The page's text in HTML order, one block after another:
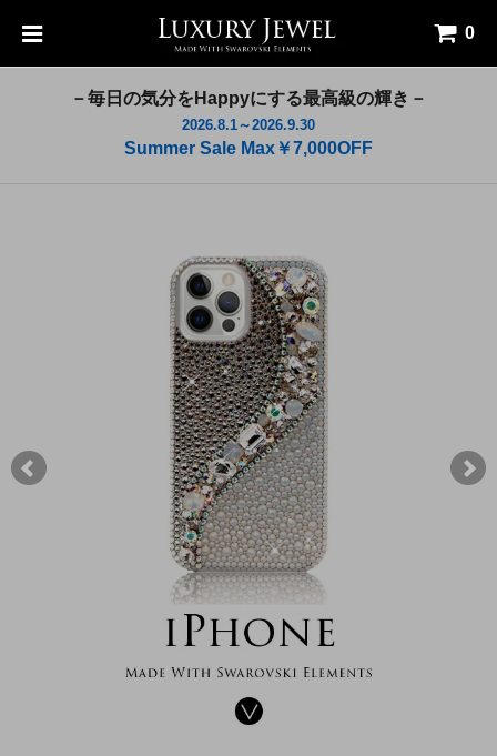
0
－毎日の気分をHappyにする最高級の輝き－
2026.8.1～2026.9.30
Summer Sale Max￥7,000OFF